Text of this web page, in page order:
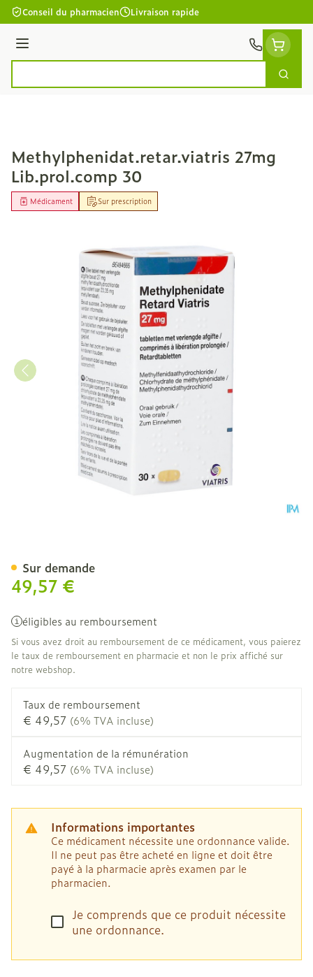
Aller au contenu
Conseil du pharmacien Livraison rapide
Menu
Methylphenidat.retar.viatris 27mg
Lib.prol.comp 30
Sur prescription
Médicament
49,57 €
éligibles au remboursement
Si vous avez droit au remboursement de ce médicament, vous paierez
le taux de remboursement en pharmacie et non le prix affiché sur
notre webshop.
Taux de remboursement
€ 49,57 (6% TVA incluse)
Augmentation de la rémunération
€ 49,57 (6% TVA incluse)
Informations importantes
Ce médicament nécessite une ordonnance valide.
Il ne peut pas être acheté en ligne et doit être
payé à la pharmacie après examen par le
pharmacien.
Je comprends que ce produit nécessite
une ordonnance.
Sur demande